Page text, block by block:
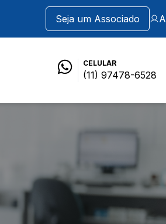
Seja um Associado
CELULAR
(11) 97478-6528